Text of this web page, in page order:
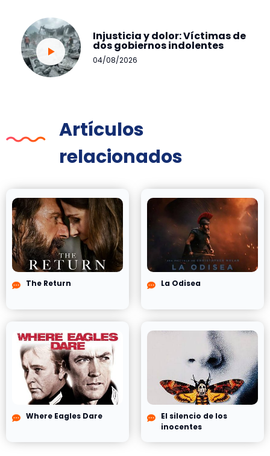
Injusticia y dolor: Víctimas de
dos gobiernos indolentes
04/08/2026
Artículos
relacionados
The Return La Odisea
Where Eagles Dare
El silencio de los
inocentes